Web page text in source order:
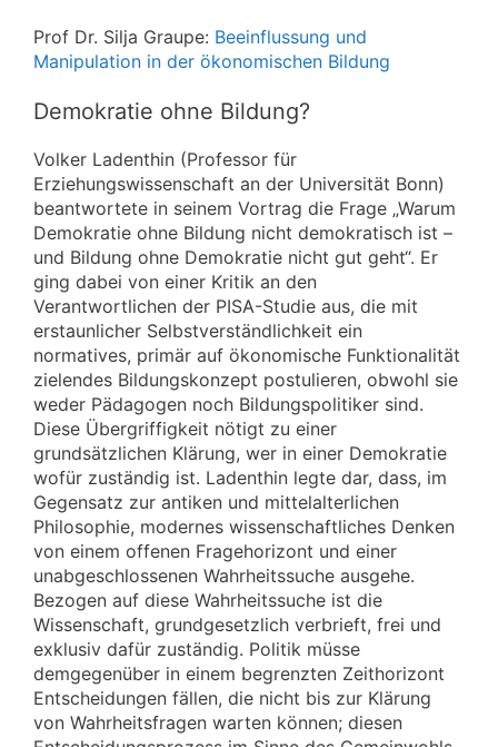
Prof Dr. Silja Graupe: Beeinflussung und
Manipulation in der ökonomischen Bildung
Demokratie ohne Bildung?
Volker Ladenthin (Professor für
Erziehungswissenschaft an der Universität Bonn)
beantwortete in seinem Vortrag die Frage „Warum
Demokratie ohne Bildung nicht demokratisch ist –
und Bildung ohne Demokratie nicht gut geht“. Er
ging dabei von einer Kritik an den
Verantwortlichen der PISA-Studie aus, die mit
erstaunlicher Selbstverständlichkeit ein
normatives, primär auf ökonomische Funktionalität
zielendes Bildungskonzept postulieren, obwohl sie
weder Pädagogen noch Bildungspolitiker sind.
Diese Übergriffigkeit nötigt zu einer
grundsätzlichen Klärung, wer in einer Demokratie
wofür zuständig ist. Ladenthin legte dar, dass, im
Gegensatz zur antiken und mittelalterlichen
Philosophie, modernes wissenschaftliches Denken
von einem offenen Fragehorizont und einer
unabgeschlossenen Wahrheitssuche ausgehe.
Bezogen auf diese Wahrheitssuche ist die
Wissenschaft, grundgesetzlich verbrieft, frei und
exklusiv dafür zuständig. Politik müsse
demgegenüber in einem begrenzten Zeithorizont
Entscheidungen fällen, die nicht bis zur Klärung
von Wahrheitsfragen warten können; diesen